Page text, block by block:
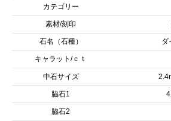
カテゴリー
素材/刻印
石名（石種） ダ
キャラット/ｃｔ
中石サイズ
脇石1
脇石2